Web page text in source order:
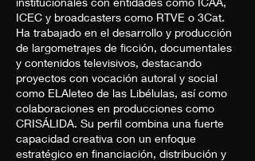
ICEC y broadcasters como RTVE o 3Cat.
Ha trabajado en el desarrollo y producción
de largometrajes de ficción, documentales
y contenidos televisivos, destacando
proyectos con vocación autoral y social
como ELAleteo de las Libélulas, así como
colaboraciones en producciones como
CRISÁLIDA. Su perfil combina una fuerte
capacidad creativa con un enfoque
estratégico en financiación, distribución y